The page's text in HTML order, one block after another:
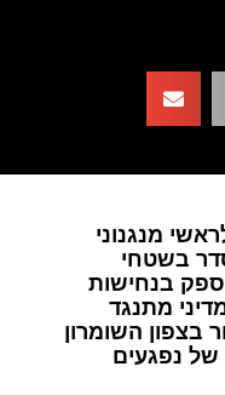
מנגנוני
בשטחי
בנחישות
מתנגד
בצפון השומרון
של נפגעים